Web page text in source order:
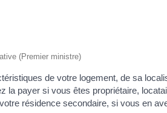
(Premier ministre)
de votre logement, de sa
la payer si vous êtes propriétaire,
résidence secondaire, si vous en